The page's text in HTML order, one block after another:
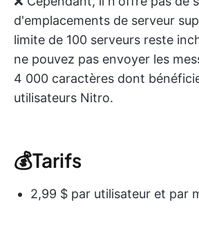
d'emplacements de serveur
limite de 100 serveurs reste
ne pouvez pas envoyer les
4 000 caractères dont
utilisateurs Nitro.
💰Tarifs
2,99 $ par utilisateur et par